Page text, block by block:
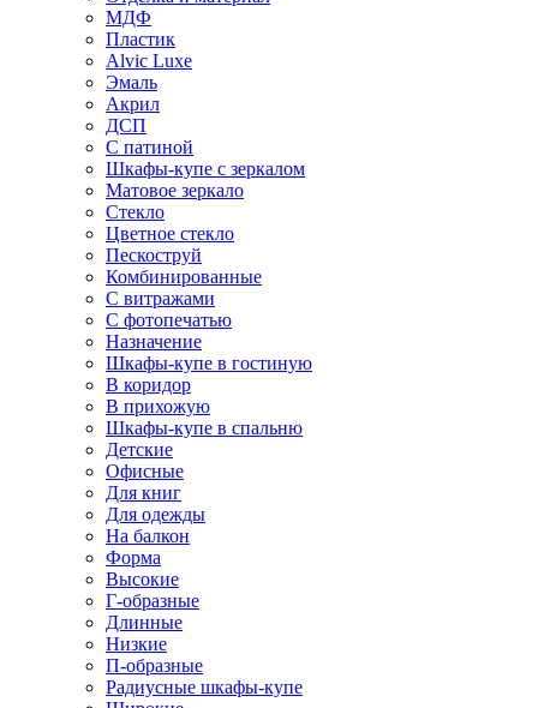
МДФ
Пластик
Alvic Luxe
Эмаль
Акрил
ДСП
С патиной
Шкафы-купе с зеркалом
Матовое зеркало
Стекло
Цветное стекло
Пескоструй
Комбинированные
С витражами
С фотопечатью
Назначение
Шкафы-купе в гостиную
В коридор
В прихожую
Шкафы-купе в спальню
Детские
Офисные
Для книг
Для одежды
На балкон
Форма
Высокие
Г-образные
Длинные
Низкие
П-образные
Радиусные шкафы-купе